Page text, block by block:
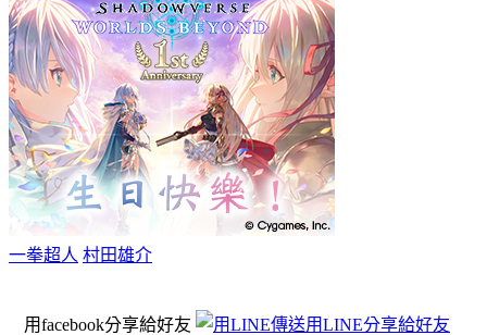
一拳超人 村田雄介
用facebook分享給好友 用LINE分享給好友